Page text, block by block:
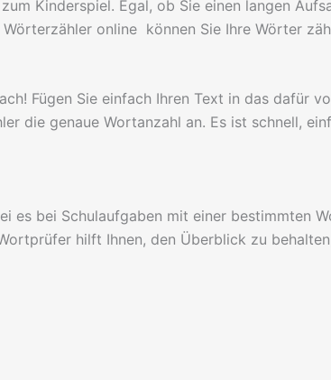
Kinderspiel. Egal, ob Sie einen langen
online können Sie Ihre Wörter
Fügen Sie einfach Ihren Text in das dafür
die genaue Wortanzahl an. Es ist schnell,
es bei Schulaufgaben mit einer bestimmten
hilft Ihnen, den Überblick zu